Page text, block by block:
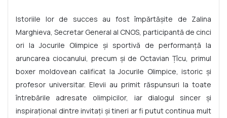
Istoriile lor de succes au fost împărtășite de Zalina
Marghieva, Secretar General al CNOS, participantă de cinci
ori la Jocurile Olimpice și sportivă de performanță la
aruncarea ciocanului, precum și de Octavian Țîcu, primul
boxer moldovean calificat la Jocurile Olimpice, istoric și
profesor universitar. Elevii au primit răspunsuri la toate
întrebările adresate olimpicilor, iar dialogul sincer și
inspirațional dintre invitați și tineri ar fi putut continua mult